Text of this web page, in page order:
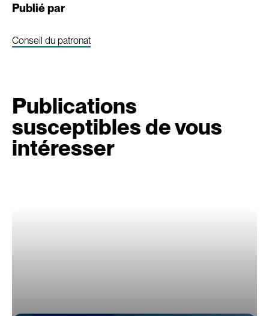
Publié par
Conseil du patronat
Publications
susceptibles de vous
intéresser